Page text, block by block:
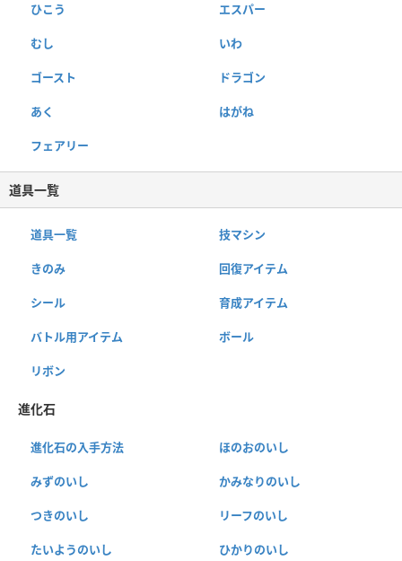
ひこう エスパー
むし いわ
ゴースト ドラゴン
あく はがね
フェアリー
道具一覧
道具一覧 技マシン
きのみ 回復アイテム
シール 育成アイテム
バトル用アイテム ボール
リボン
進化石
進化石の入手方法 ほのおのいし
みずのいし かみなりのいし
つきのいし リーフのいし
たいようのいし ひかりのいし